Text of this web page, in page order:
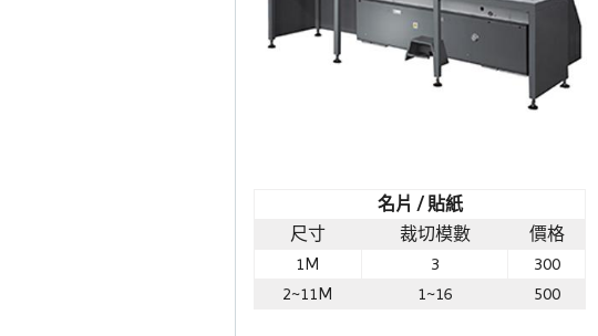
名片 / 貼紙
尺寸
裁切模數
價格
1M
3
300
2~11M
1~16 500